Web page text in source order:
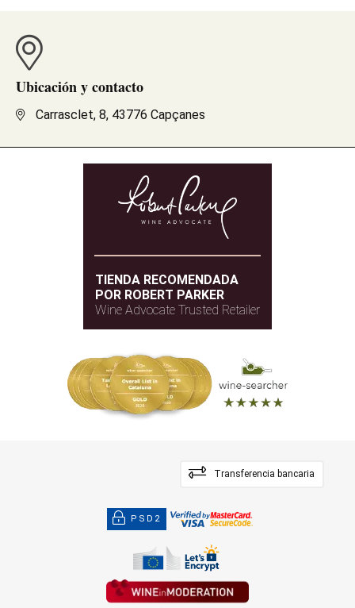
Ubicación y contacto
Carrasclet, 8, 43776 Capçanes
TIENDA RECOMENDADA
POR ROBERT PARKER
Wine Advocate Trusted Retailer
Transferencia bancaria
PSD2